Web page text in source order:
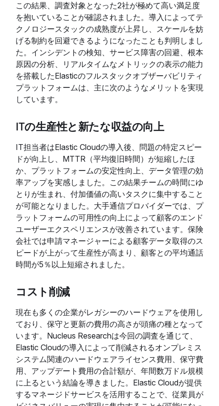
この結果、調査対象となった2社が極めて高い満足度
を抱いていることが確認されました。導入によってテ
クノロジースタックの成熟度が上昇し、スケールを妨
げる制約を回避できるようになったことも判明しまし
た。インシデントの検知、サービス障害の回避、根本
原因の分析、リアルタイムなメトリックの表示の能力
を搭載したElasticのフルスタックオブザーバビリティ
プラットフォームは、主に次のようなメリットを実現
しています。
ITの生産性と新たな収益の向上
IT担当者はElastic Cloudの導入後、問題の特定スピー
ドが向上し、MTTR（平均復旧時間）が短縮したほ
か、プラットフォームの安定性向上、データ管理の効
率アップを実感しました。この結果チームの時間にゆ
とりが生まれ、付加価値の高いタスクに集中すること
が可能となりました。大手通信プロバイダーでは、プ
ラットフォームの可用性の向上によって顧客のエンド
ユーザーエクスペリエンスが改善されています。保険
会社では申請マネージャーによる顧客データ取得のス
ピードが上がって生産性が高まり、顧客との平均通話
時間が5％以上短縮されました。
コスト削減
現在も多くの企業がレガシーのハードウェアを使用し
ており、保守と更新の費用の高さが頭痛の種となって
います。Nucleus Researchは今回の調査を通じて、
Elastic Cloudの導入によって削減されるオンプレミス
システム関連のハードウェアライセンス費用、保守費
用、アップデート費用の合計額が、年間数万ドル規模
に上るという結論を導きました。Elastic Cloudが提供
するマネージドサービスを活用することで、従業員が